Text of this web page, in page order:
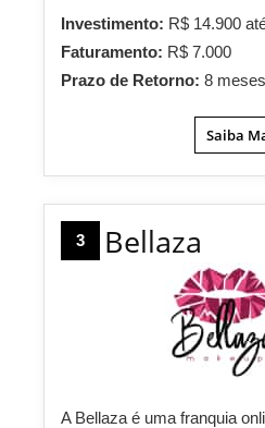
Investimento: R$ 14.900
Faturamento: R$ 7.000
Prazo de Retorno: 8 meses
Saiba
3 Bellaza
A Bellaza é uma franquia